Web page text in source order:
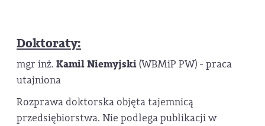
Doktoraty:
mgr inż. Kamil Niemyjski(WBMiP PW) - praca
utajniona
Rozprawa doktorska objęta tajemnicą
przedsiębiorstwa. Nie podlega publikacji w